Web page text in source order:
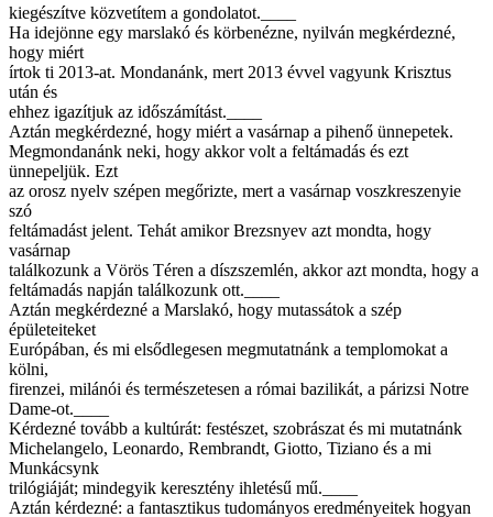
kiegészítve közvetítem a gondolatot.____
Ha idejönne egy marslakó és körbenézne, nyilván megkérdezné,
hogy miért
írtok ti 2013-at. Mondanánk, mert 2013 évvel vagyunk Krisztus
után és
ehhez igazítjuk az időszámítást.____
Aztán megkérdezné, hogy miért a vasárnap a pihenő ünnepetek.
Megmondanánk neki, hogy akkor volt a feltámadás és ezt
ünnepeljük. Ezt
az orosz nyelv szépen megőrizte, mert a vasárnap voszkreszenyie
szó
feltámadást jelent. Tehát amikor Brezsnyev azt mondta, hogy
vasárnap
találkozunk a Vörös Téren a díszszemlén, akkor azt mondta, hogy a
feltámadás napján találkozunk ott.____
Aztán megkérdezné a Marslakó, hogy mutassátok a szép
épületeiteket
Európában, és mi elsődlegesen megmutatnánk a templomokat a
kölni,
firenzei, milánói és természetesen a római bazilikát, a párizsi Notre
Dame-ot.____
Kérdezné tovább a kultúrát: festészet, szobrászat és mi mutatnánk
Michelangelo, Leonardo, Rembrandt, Giotto, Tiziano és a mi
Munkácsynk
trilógiáját; mindegyik keresztény ihletésű mű.____
Aztán kérdezné: a fantasztikus tudományos eredményeitek hogyan